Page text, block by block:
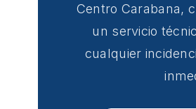
Centro Carabana,
un servicio
cualquier